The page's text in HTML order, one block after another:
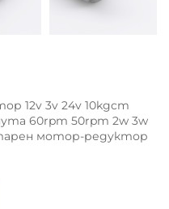
12v 3v 24v 10kgcm
60rpm 50rpm 2w 3w
мотор-редуктор